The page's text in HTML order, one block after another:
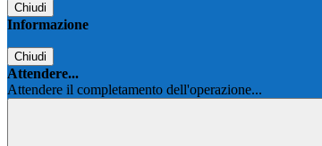
Chiudi
Informazione
Chiudi
Attendere...
Attendere il completamento dell'operazione...